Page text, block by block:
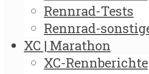
Rennrad-Tests
Rennrad-
XC | Marathon
XC-Rennberichte